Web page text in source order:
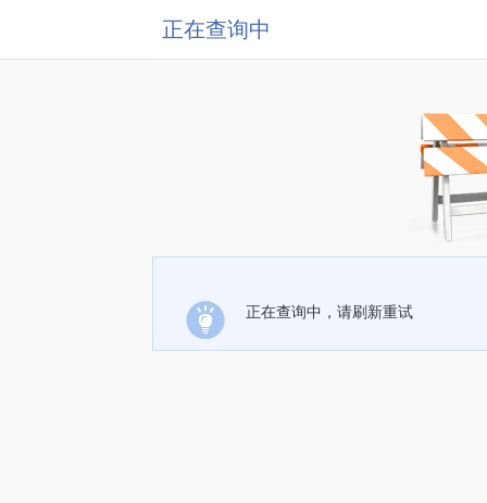
正在查询中
正在查询中，请刷新重试